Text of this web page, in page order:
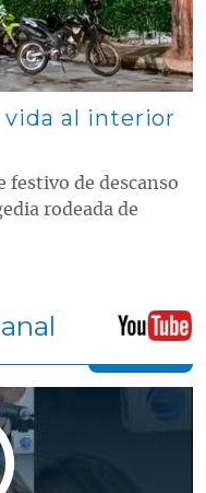
vida al interior
festivo de descanso
rodeada de